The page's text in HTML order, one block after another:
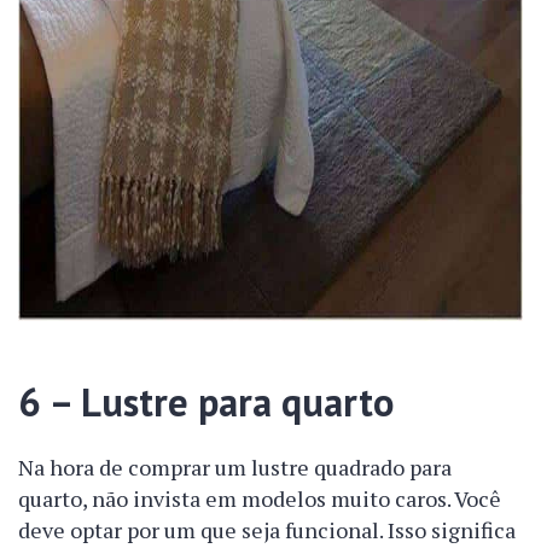
6 – Lustre para quarto
Na hora de comprar um lustre quadrado para
quarto, não invista em modelos muito caros. Você
deve optar por um que seja funcional. Isso significa